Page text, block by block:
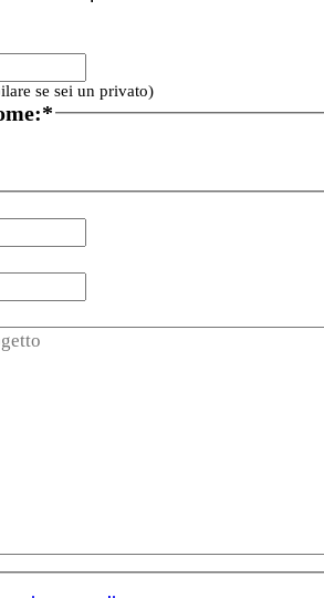
se sei un privato)
*